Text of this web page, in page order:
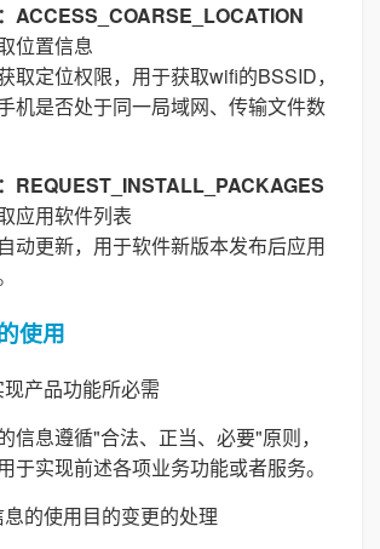
ACCESS_COARSE_LOCATION
位置信息
取定位权限，用于获取wifi的BSSID，
机是否处于同一局域网、传输文件数
REQUEST_INSTALL_PACKAGES
应用软件列表
动更新，用于软件新版本发布后应用
使用
产品功能所必需
信息遵循"合法、正当、必要"原则，
于实现前述各项业务功能或者服务。
的使用目的变更的处理